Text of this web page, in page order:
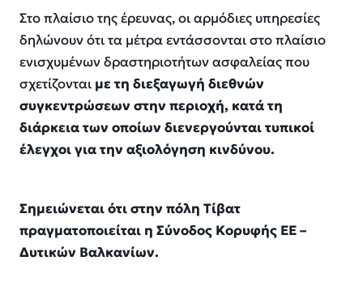
Στο πλαίσιο της έρευνας, οι αρμόδιες υπηρεσίες
δηλώνουν ότι τα μέτρα εντάσσονται στο πλαίσιο
ενισχυμένων δραστηριοτήτων ασφαλείας που
σχετίζονται με τη διεξαγωγή διεθνών
συγκεντρώσεων στην περιοχή, κατά τη
διάρκεια των οποίων διενεργούνται τυπικοί
έλεγχοι για την αξιολόγηση κινδύνου.
Σημειώνεται ότι στην πόλη Τίβατ
πραγματοποιείται η Σύνοδος Κορυφής ΕΕ –
Δυτικών Βαλκανίων.